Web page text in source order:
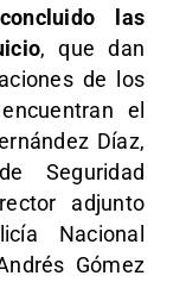
las
, que dan
de los
el
Díaz,
Seguridad
adjunto
Nacional
Gómez